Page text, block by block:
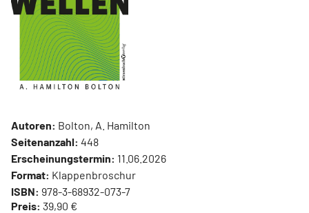
Autoren: Bolton, A. Hamilton
Seitenanzahl: 448
Erscheinungstermin: 11.06.2026
Format: Klappenbroschur
ISBN: 978-3-68932-073-7
Preis: 39,90 €